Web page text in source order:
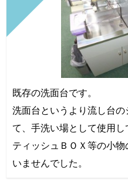
既存の洗面台です。
洗面台というより流し台
て、手洗い場として使用し
ティッシュＢＯＸ等の小
いませんでした。